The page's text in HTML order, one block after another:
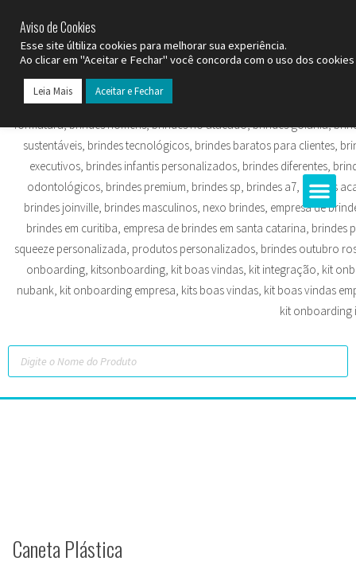
Caneta Plástica
Aviso de Cookies
Esse site últiliza cookies para melhorar sua experiência.
Ao clicar em "Aceitar e Fechar" você concorda com o uso dos
Leia Mais Aceitar e Fechar